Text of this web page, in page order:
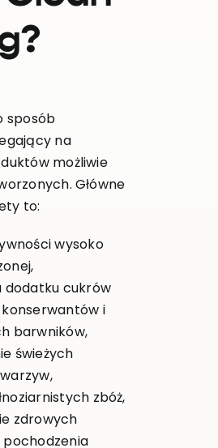
sposób
na
możliwie
Główne
to:
wysoko
dodatku cukrów
i
barwników,
świeżych
zbóż,
zdrowych
pochodzenia